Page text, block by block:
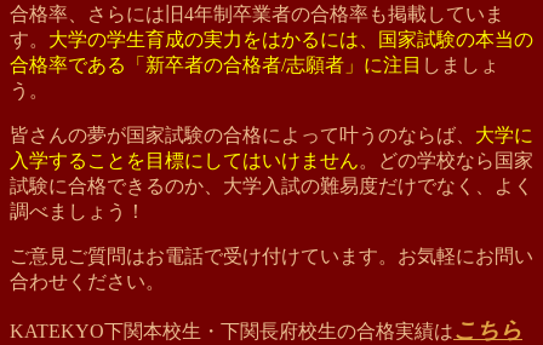
合格率、さらには旧4年制卒業者の合格率も掲載していま
す。 大学の学生育成の実力をはかるには、国家試験の本当の
合格率である「新卒者の合格者/志願者」に注目 しましょ
う。
皆さんの夢が国家試験の合格によって叶うのならば、 大学に
入学することを目標にしてはいけません。どの学校なら国家
試験に合格できるのか、大学入試の難易度だけでなく、よく
調べましょう！
ご意見ご質問はお電話で受け付けています。お気軽にお問い
合わせください。
KATEKYO下関本校生・下関長府校生の合格実績はこちら